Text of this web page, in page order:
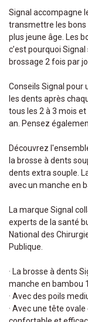
Signal accompagne
transmettre les bons
plus jeune âge. Les
c’est pourquoi
brossage 2 fois par
Conseils Signal pour
les dents après
tous les 2 à 3 mois
an. Pensez
Découvrez
la brosse à dents
dents extra souple.
avec un manche en
La marque Signal
experts de la santé
National des
Publique.
· La brosse à dents
manche en bambou
· Avec des poils
· Avec une tête